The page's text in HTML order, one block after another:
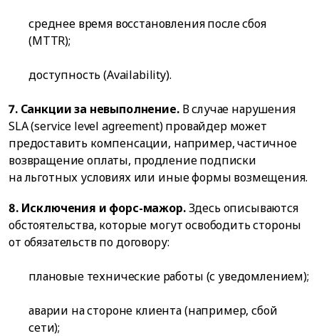
среднее время восстановления после сбоя
(MTTR);
доступность (Availability).
7. Санкции за невыполнение.В случае нарушения
SLA (service level agreement) провайдер может
предоставить компенсации, например, частичное
возвращение оплаты, продление подписки
на льготных условиях или иные формы возмещения.
8. Исключения и форс-мажор.Здесь описываются
обстоятельства, которые могут освободить стороны
от обязательств по договору:
плановые технические работы (с уведомлением);
аварии на стороне клиента (например, сбой
сети);